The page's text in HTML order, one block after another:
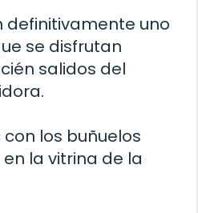
definitivamente uno
se disfrutan
salidos del
los buñuelos
la vitrina de la